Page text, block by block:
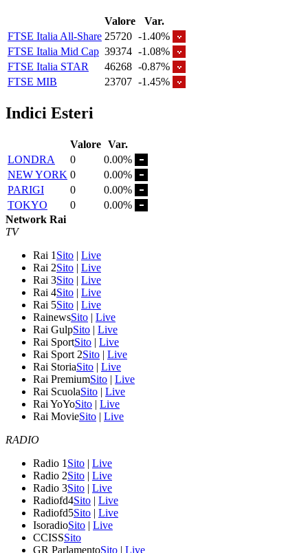
Valore
Var.
FTSE Italia All-Share 25720 -1.40%
FTSE Italia Mid Cap 39374 -1.08%
FTSE Italia STAR
46268 -0.87%
FTSE MIB
23707 -1.45%
Indici Esteri
Valore Var.
LONDRA
0
0.00%
NEW YORK 0
0.00%
PARIGI
0
0.00%
TOKYO
0
0.00%
Network Rai
TV
Rai 1 Sito | Live
Rai 2Sito | Live
Rai 3Sito | Live
Rai 4Sito | Live
Rai 5Sito | Live
RainewsSito | Live
Rai GulpSito | Live
Rai SportSito | Live
Rai Sport 2Sito | Live
Rai StoriaSito | Live
Rai PremiumSito | Live
Rai ScuolaSito | Live
Rai YoYoSito | Live
Rai MovieSito | Live
RADIO
Radio 1 Sito | Live
Radio 2Sito | Live
Radio 3Sito | Live
Radiofd4Sito | Live
Radiofd5Sito | Live
IsoradioSito | Live
CCISSSito
GR ParlamentoSito | Live